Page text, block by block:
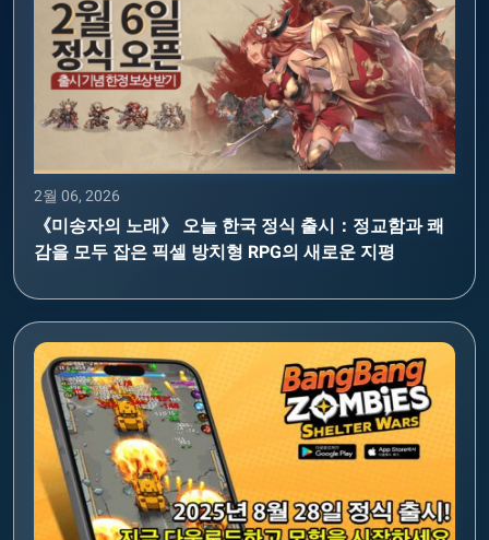
2월 06, 2026
《미송자의 노래》 오늘 한국 정식 출시：정교함과 쾌
감을 모두 잡은 픽셀 방치형 RPG의 새로운 지평